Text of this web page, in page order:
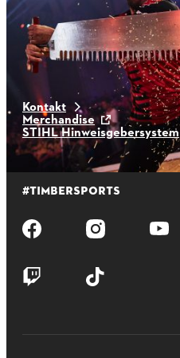
athleten
Kontakt
Merchandise
STIHL Hinweisgebersystem
#TIMBERSPORTS